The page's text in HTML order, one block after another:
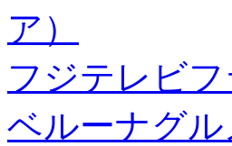
ア）
フジテレビ
ベルーナグル